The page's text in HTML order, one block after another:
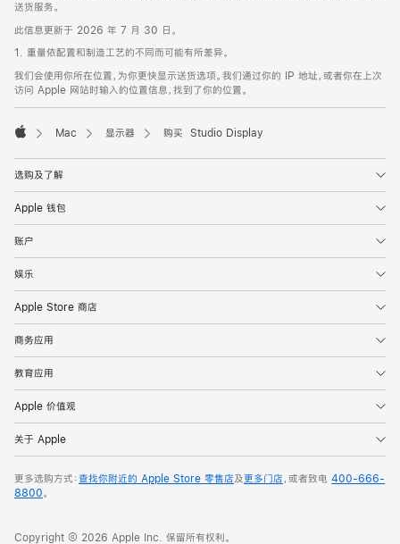
送货服务。
此信息更新于 2026 年 7 月 30 日。
1. 重量依配置和制造工艺的不同而可能有所差异。
我们会使用你所在位置，为你更快显示送货选项。我们通过你的 IP 地址，或者你在上次
访问 Apple 网站时输入的位置信息，找到了你的位置。
Mac 显示器 购买 Studio Display
选购及了解
Apple 钱包
账户
娱乐
Apple Store 商店
商务应用
教育应用
Apple 价值观
关于 Apple
更多选购方式：查找你附近的 Apple Store 零售店及更多门店，或者致电 400-666-
8800。
Copyright © 2026 Apple Inc. 保留所有权利。